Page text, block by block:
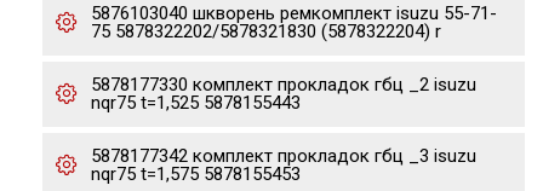
5876103040 шкворень ремкомплект isuzu 55-71-
75 5878322202/5878321830 (5878322204) r
5878177330 комплект прокладок гбц _2 isuzu
nqr75 t=1,525 5878155443
5878177342 комплект прокладок гбц _3 isuzu
nqr75 t=1,575 5878155453